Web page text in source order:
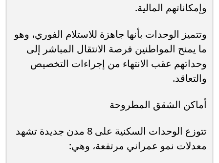
وإمكاناتهم المالية.
وتتميز الوحدات بأنها جاهزة للاستلام الفوري، وهو
ما يمنح المواطنين فرصة الانتقال المباشر إلى
وحداتهم عقب الانتهاء من إجراءات التخصيص
والتعاقد.
أماكن الشقق المطروحة
تتوزع الوحدات السكنية على 8 مدن جديدة تشهد
معدلات نمو عمراني مرتفعة، وهي: